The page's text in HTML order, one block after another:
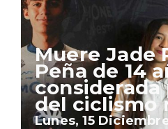
Muere Jade
Peña de 14
considerada
del ciclismo
Lunes, 15